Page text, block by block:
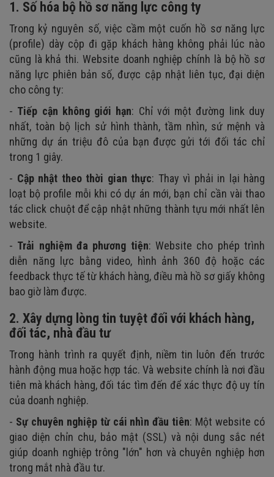
1. Số hóa bộ hồ sơ năng lực công ty
Trong kỷ nguyên số, việc cầm một cuốn hồ sơ năng lực
(profile) dày cộp đi gặp khách hàng không phải lúc nào
cũng là khả thi. Website doanh nghiệp chính là bộ hồ sơ
năng lực phiên bản số, được cập nhật liên tục, đại diện
cho công ty:
- Tiếp cận không giới hạn: Chỉ với một đường link duy
nhất, toàn bộ lịch sử hình thành, tầm nhìn, sứ mệnh và
những dự án triệu đô của bạn được gửi tới đối tác chỉ
trong 1 giây.
- Cập nhật theo thời gian thực: Thay vì phải in lại hàng
loạt bộ profile mỗi khi có dự án mới, bạn chỉ cần vài thao
tác click chuột để cập nhật những thành tựu mới nhất lên
website.
- Trải nghiệm đa phương tiện: Website cho phép trình
diễn năng lực bằng video, hình ảnh 360 độ hoặc các
feedback thực tế từ khách hàng, điều mà hồ sơ giấy không
bao giờ làm được.
2. Xây dựng lòng tin tuyệt đối với khách hàng,
đối tác, nhà đầu tư
Trong hành trình ra quyết định, niềm tin luôn đến trước
hành động mua hoặc hợp tác. Và website chính là nơi đầu
tiên mà khách hàng, đối tác tìm đến để xác thực độ uy tín
của doanh nghiệp.
- Sự chuyên nghiệp từ cái nhìn đầu tiên: Một website có
giao diện chỉn chu, bảo mật (SSL) và nội dung sắc nét
giúp doanh nghiệp trông "lớn" hơn và chuyên nghiệp hơn
trong mắt nhà đầu tư.